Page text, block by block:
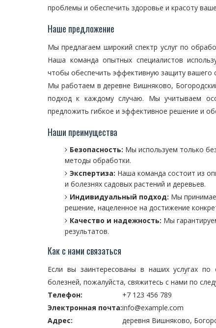
проблемы и обеспечить здоровье и красоту
Наше предложение
Мы предлагаем широкий спектр услуг по
Наша команда опытных специалистов
чтобы обеспечить эффективную защиту
Мы работаем в деревне Вишняково,
подход к каждому случаю. Мы учитываем
предложить гибкое и эффективное решение и
Наши преимущества
Безопасность: Мы используем только
методы обработки.
Экспертиза: Наша команда состоит из
и болезнях садовых растений и деревьев.
Индивидуальный подход: Мы
решение, нацеленное на достижение
Качество и надежность: Мы
результатов.
Как с нами связаться
Если вы заинтересованы в наших услугах
болезней, пожалуйста, свяжитесь с нами по
Телефон:
+7 123 456 789
Электронная почта:info@example.com
Адрес:
деревня Вишняково,